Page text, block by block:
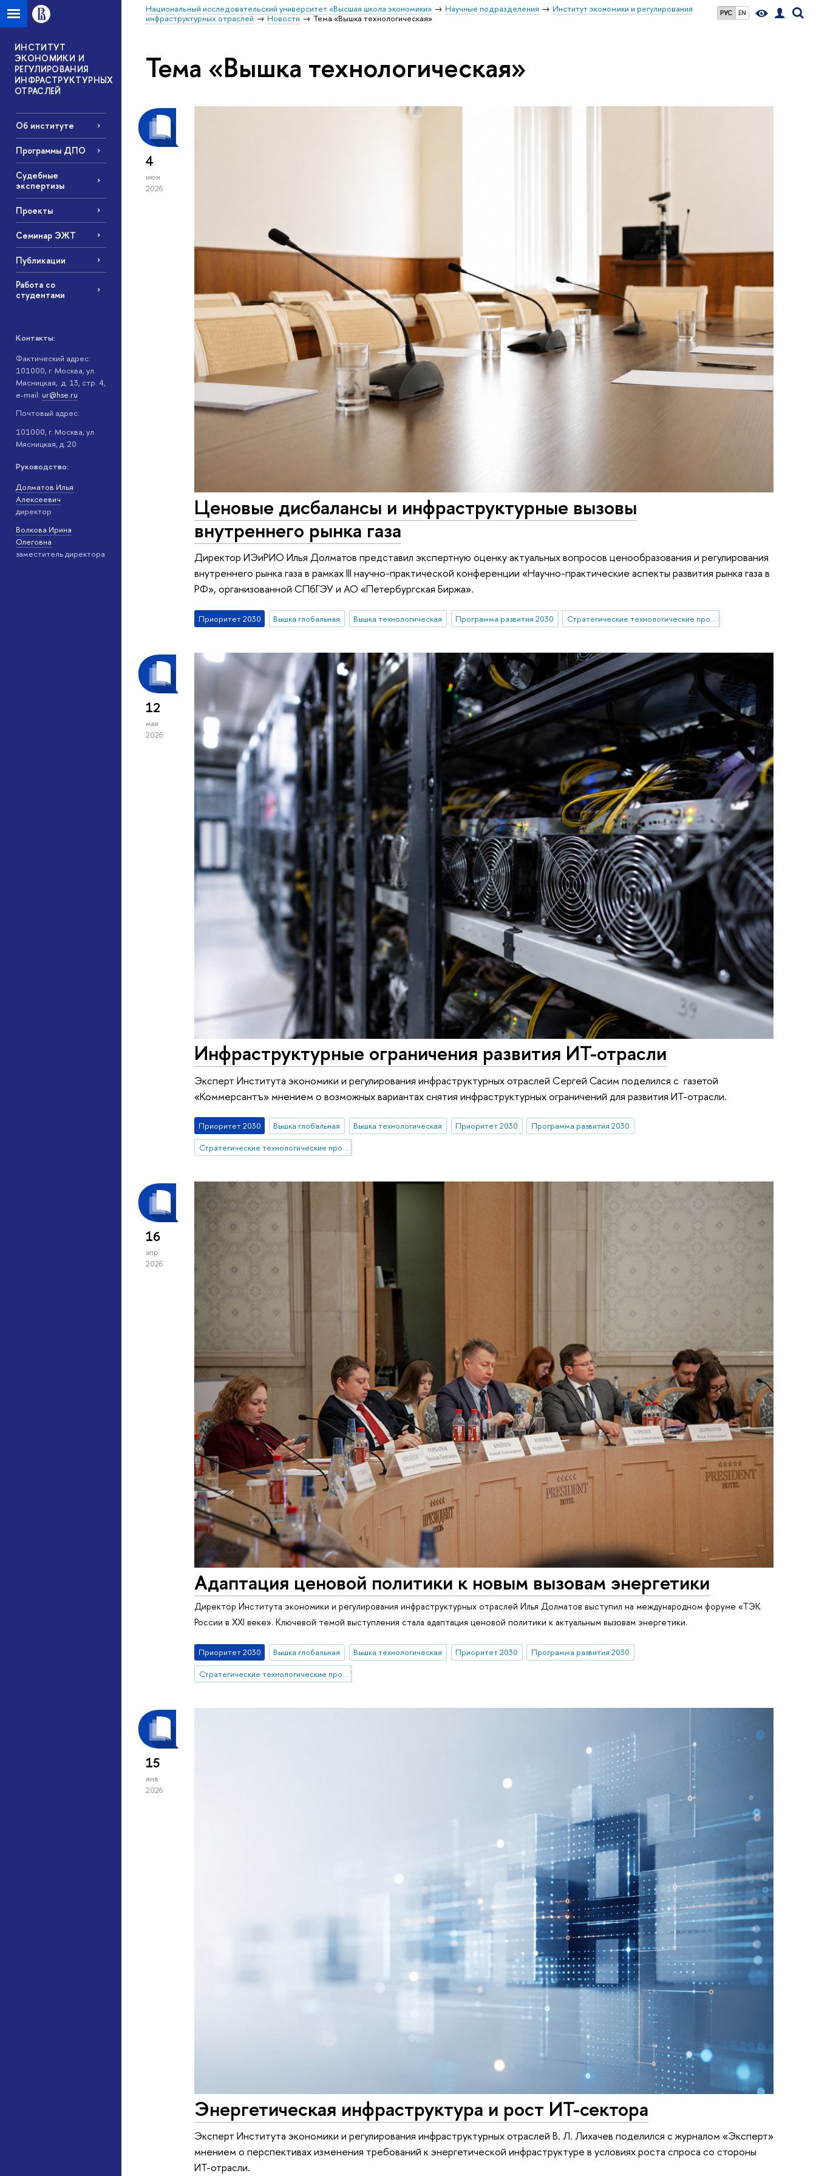
РУС EN
Национальный исследовательский университет «Высшая школа экономики» Научные подразделения
Институт экономики и регулирования
инфраструктурных отраслей
Новости Тема «Вышка технологическая»
ИНСТИТУТ
ЭКОНОМИКИ И
РЕГУЛИРОВАНИЯ
ИНФРАСТРУКТУРНЫХ
ОТРАСЛЕЙ
Об институте
Программы ДПО
Судебные
экспертизы
Проекты
Семинар ЭЖТ
Публикации
Работа со
студентами
Контакты:
Фактический адрес:
101000, г. Москва, ул.
Мясницкая, д. 13, стр. 4,
e-mail: ur@hse.ru
Почтовый адрес:
101000, г. Москва, ул.
Мясницкая, д. 20
Руководство:
Долматов Илья
Алексеевич
директор
Волкова Ирина
Олеговна
заместитель директора
Тема «Вышка технологическая»
4
июн
2026
Ценовые дисбалансы и инфраструктурные вызовы
внутреннего рынка газа
Директор ИЭиРИО Илья Долматов представил экспертную оценку актуальных вопросов ценообразования и регулирования
внутреннего рынка газа в рамках III научно-практической конференции «Научно-практические аспекты развития рынка газа в
РФ», организованной СПбГЭУ и АО «Петербургская Биржа».
Приоритет 2030 Вышка глобальная Вышка технологическая Программа развития 2030 Стратегические технологические проекты
12
мая
2026
Инфраструктурные ограничения развития ИТ-отрасли
Эксперт Института экономики и регулирования инфраструктурных отраслей Сергей Сасим поделился с газетой
«Коммерсантъ» мнением о возможных вариантах снятия инфраструктурных ограничений для развития ИТ-отрасли.
Приоритет 2030 Вышка глобальная Вышка технологическая Приоритет 2030
Программа развития 2030
Стратегические технологические проекты
16
апр
2026
Адаптация ценовой политики к новым вызовам энергетики
Директор Института экономики и регулирования инфраструктурных отраслей Илья Долматов выступил на международном форуме «ТЭК
России в XXI веке». Ключевой темой выступления стала адаптация ценовой политики к актуальным вызовам энергетики.
Приоритет 2030 Вышка глобальная Вышка технологическая Приоритет 2030
Программа развития 2030
Стратегические технологические проекты
15
янв
2026
Энергетическая инфраструктура и рост ИТ-сектора
Эксперт Института экономики и регулирования инфраструктурных отраслей В. Л. Лихачев поделился с журналом «Эксперт»
мнением о перспективах изменения требований к энергетической инфраструктуре в условиях роста спроса со стороны
ИТ-отрасли.